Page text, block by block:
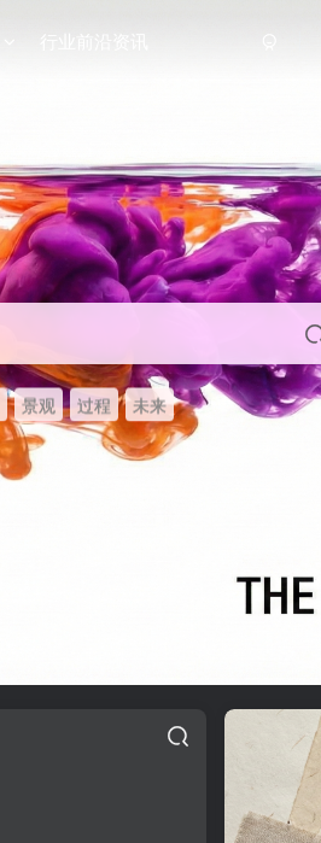
行业前沿资讯
景观 过程 未来